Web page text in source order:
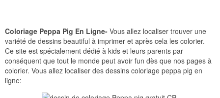
Coloriage Peppa Pig En Ligne- Vous allez localiser trouver une
variété de dessins beautiful à imprimer et après cela les colorier.
Ce site est spécialement dédié à kids et leurs parents par
conséquent que tout le monde peut avoir fun dès que nos pages à
colorier. Vous allez localiser des dessins coloriage peppa pig en
ligne: